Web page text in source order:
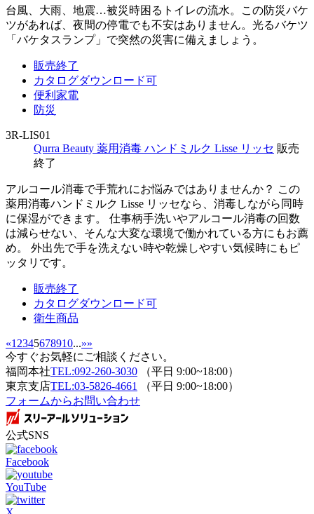
台風、大雨、地震…被災時困るトイレの流水。この防災バケ
ツがあれば、夜間の停電でも不安はありません。光るバケツ
「バケタスランプ」で突然の災害に備えましょう。
販売終了
カタログダウンロード可
便利家電
防災
3R-LIS01
Qurra Beauty 薬用消毒 ハンドミルク Lisse リッセ 販売
終了
アルコール消毒で手荒れにお悩みではありませんか？ この
薬用消毒ハンドミルク Lisse リッセなら、消毒しながら同時
に保湿ができます。 仕事柄手洗いやアルコール消毒の回数
は減らせない、そんな大変な環境で働かれている方にもお薦
め。 外出先で手を洗えない時や乾燥しやすい気候時にもピ
ッタリです。
販売終了
カタログダウンロード可
衛生商品
«1 2345678910...»»
今すぐお気軽にご相談ください。
福岡本社TEL:092-260-3030 （平日 9:00~18:00）
東京支店TEL:03-5826-4661
（平日 9:00~18:00）
フォームからお問い合わせ
公式SNS
Facebook
YouTube